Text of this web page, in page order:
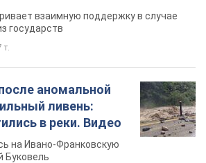
взаимную поддержку в случае
государств
т.
аномальной
ливень:
в реки. Видео
на Ивано-Франковскую
Буковель